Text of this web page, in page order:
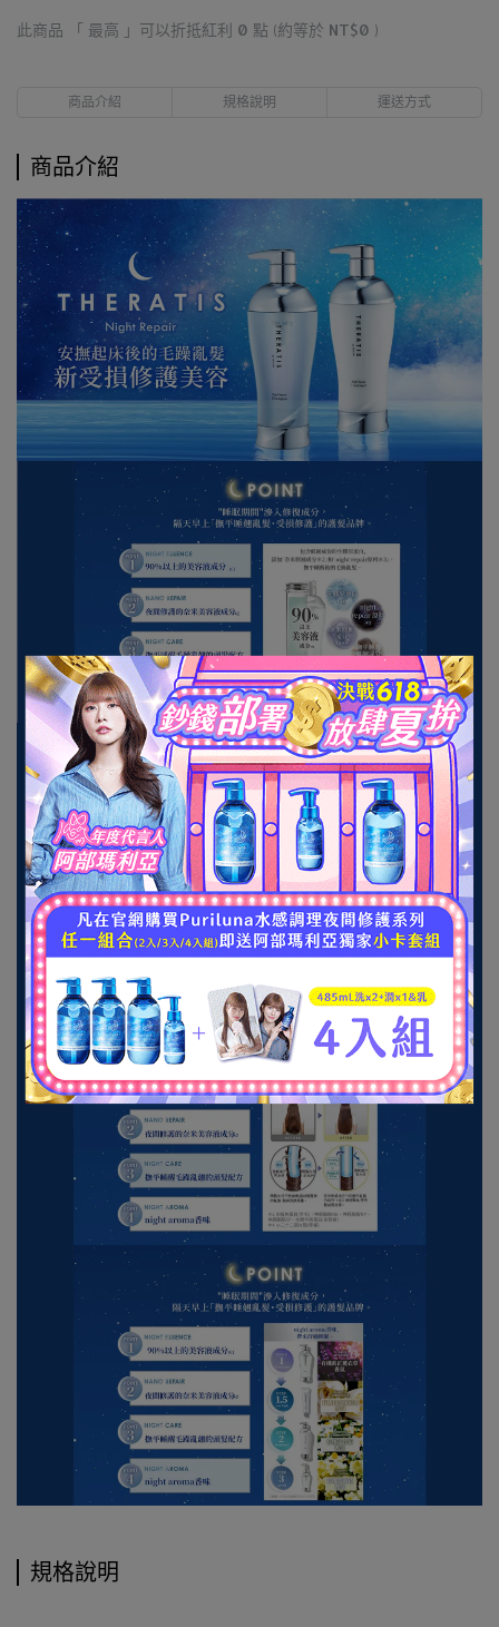
此商品 「 最高 」可以折抵紅利 0 點 (約等於 NT$0 )
商品介紹 規格說明 運送方式
商品介紹
規格說明